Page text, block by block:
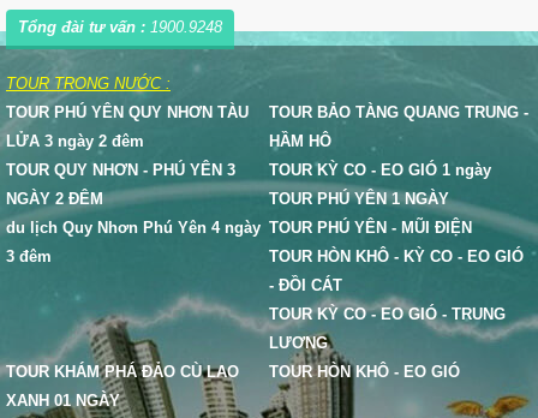
Tổng đài tư vấn : 1900.9248
TOUR TRONG NƯỚC :
TOUR PHÚ YÊN QUY NHƠN TÀU
LỬA 3 ngày 2 đêm
TOUR QUY NHƠN - PHÚ YÊN 3
NGÀY 2 ĐÊM
du lịch Quy Nhơn Phú Yên 4 ngày
3 đêm
TOUR BẢO TÀNG QUANG TRUNG -
HẦM HÔ
TOUR KỲ CO - EO GIÓ 1 ngày
TOUR PHÚ YÊN 1 NGÀY
TOUR PHÚ YÊN - MŨI ĐIỆN
TOUR HÒN KHÔ - KỲ CO - EO GIÓ
- ĐỒI CÁT
TOUR KỲ CO - EO GIÓ - TRUNG
LƯƠNG
TOUR KHÁM PHÁ ĐẢO CÙ LAO
XANH 01 NGÀY
TOUR HÒN KHÔ - EO GIÓ